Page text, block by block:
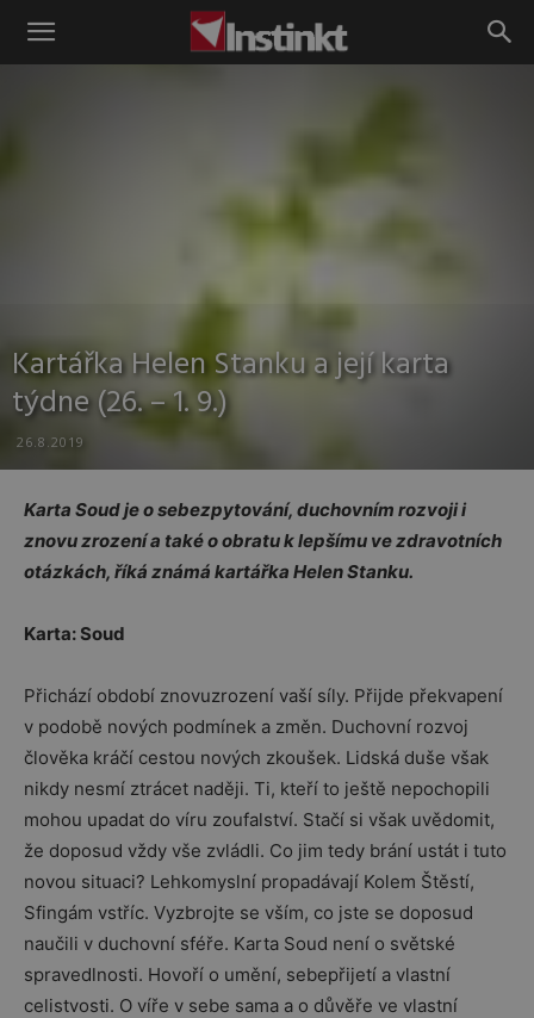
Instinkt
Kartářka Helen Stanku a její karta
týdne (26. – 1. 9.)
26.8.2019
Karta Soud je o sebezpytování, duchovním rozvoji i
znovu zrození a také o obratu k lepšímu ve zdravotních
otázkách, říká známá kartářka Helen Stanku.
Karta: Soud
Přichází období znovuzrození vaší síly. Přijde překvapení
v podobě nových podmínek a změn. Duchovní rozvoj
člověka kráčí cestou nových zkoušek. Lidská duše však
nikdy nesmí ztrácet naději. Ti, kteří to ještě nepochopili
mohou upadat do víru zoufalství. Stačí si však uvědomit,
že doposud vždy vše zvládli. Co jim tedy brání ustát i tuto
novou situaci? Lehkomyslní propadávají Kolem Štěstí,
Sfingám vstříc. Vyzbrojte se vším, co jste se doposud
naučili v duchovní sféře. Karta Soud není o světské
spravedlnosti. Hovoří o umění, sebepřijetí a vlastní
celistvosti. O víře v sebe sama a o důvěře ve vlastní